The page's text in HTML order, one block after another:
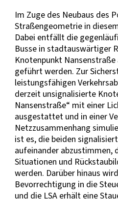
Im Zuge des Neubaus des
Straßengeometrie in
Dabei entfällt die
Busse in stadtauswärtiger
Knotenpunkt
geführt werden. Zur
leistungsfähigen
derzeit unsignalisierte
Nansenstraße“ mit einer
ausgestattet und in einer
Netzzusammenhang
ist es, die beiden
aufeinander abzustimmen,
Situationen und
werden. Darüber hinaus
Bevorrechtigung in die
und die LSA erhält eine